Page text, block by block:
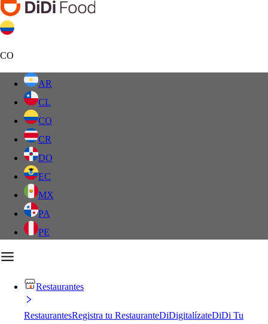
CO
AR
CL
CO
CR
DO
EC
MX
PA
PE
Restaurantes
RestaurantesRegistra tu RestauranteDiDigitalízateDiDi Tu